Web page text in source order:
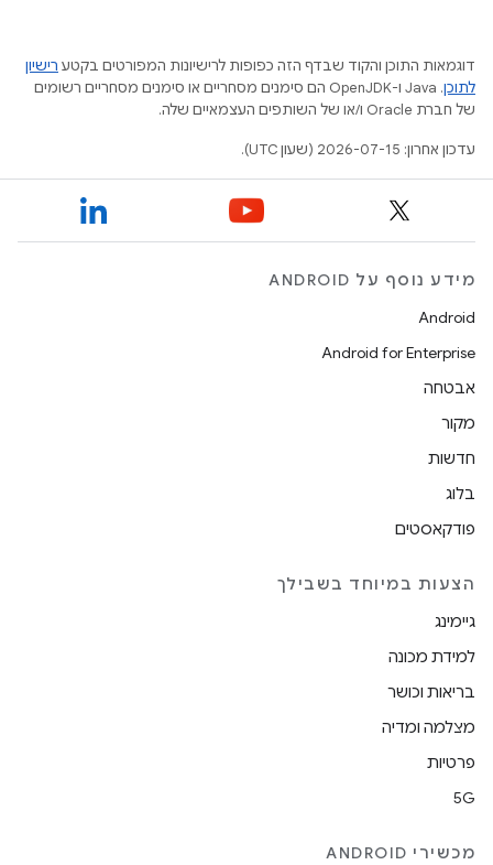
דוגמאות התוכן והקוד שבדף הזה כפופות לרישיונות המפורטים בקטע רישיון
לתוכן
.‏ Java ו-OpenJDK הם סימנים מסחריים או סימנים מסחריים רשומים
של חברת Oracle ו/או של השותפים העצמאיים שלה.
עדכון אחרון: 2026-07-15 (שעון UTC).
מידע נוסף על ANDROID
Android
Android for Enterprise
אבטחה
מקור
חדשות
בלוג
פודקאסטים
הצעות במיוחד בשבילך
גיימינג
למידת מכונה
בריאות וכושר
מצלמה ומדיה
פרטיות
5G
מכשירי ANDROID